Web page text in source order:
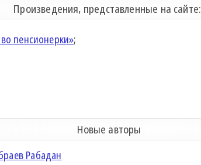
Произведения, представленные на сайте:
пенсионерки»;
Новые авторы
Рабадан